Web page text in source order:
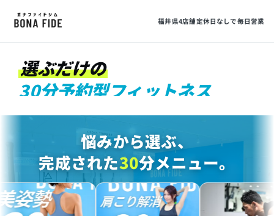
福井県4店舗定休日なしで毎日営業
選ぶだけの
30分予約型フィットネス
30
MIN FITNESS
悩みから選ぶ、
完成された30分メニュー。